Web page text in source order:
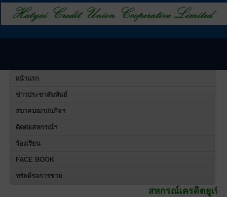
หน้าแรก
ข่าวประชาสัมพันธ์
สมาคมฌาปนกิจฯ
ติดต่อสหกรณ์ฯ
ร้องเรียน
FACE BOOK
ทรัพย์รอการขาย
สหกรณ์เครดิตยูเนี่ยนคอหงส์